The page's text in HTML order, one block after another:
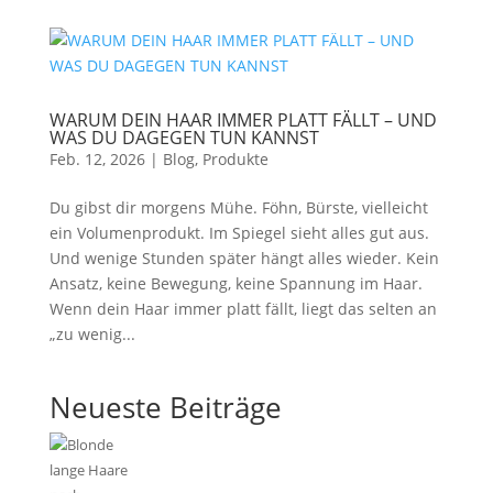
WARUM DEIN HAAR IMMER PLATT FÄLLT – UND
WAS DU DAGEGEN TUN KANNST
Feb. 12, 2026| Blog, Produkte
Du gibst dir morgens Mühe. Föhn, Bürste, vielleicht
ein Volumenprodukt. Im Spiegel sieht alles gut aus.
Und wenige Stunden später hängt alles wieder. Kein
Ansatz, keine Bewegung, keine Spannung im Haar.
Wenn dein Haar immer platt fällt, liegt das selten an
„zu wenig...
Neueste Beiträge